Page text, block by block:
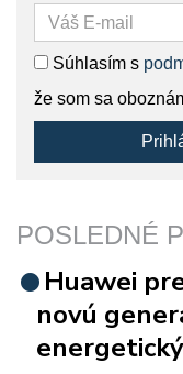
Súhlasím s
že som sa
POSLEDNÉ
Huawei
novú